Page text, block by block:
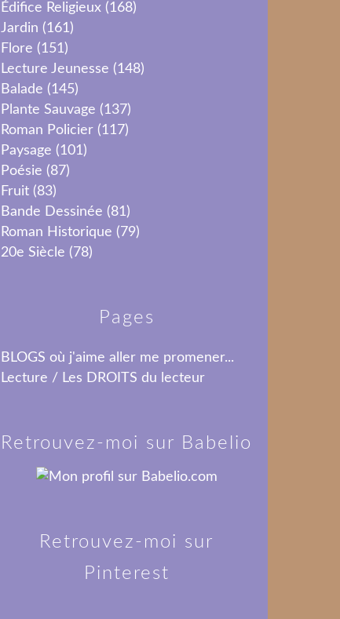
Édifice Religieux (168)
Jardin (161)
Flore (151)
Lecture Jeunesse (148)
Balade (145)
Plante Sauvage (137)
Roman Policier (117)
Paysage (101)
Poésie (87)
Fruit (83)
Bande Dessinée (81)
Roman Historique (79)
20e Siècle (78)
Pages
BLOGS où j'aime aller me promener...
Lecture / Les DROITS du lecteur
Retrouvez-moi sur Babelio
Retrouvez-moi sur
Pinterest